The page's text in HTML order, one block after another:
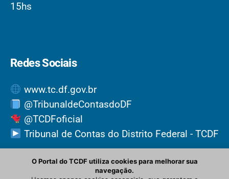
15hs
Redes Sociais
www.tc.df.gov.br
@TribunaldeContasdoDF
@TCDFoficial
Tribunal de Contas do Distrito Federal - TCDF
O Portal do TCDF utiliza cookies para melhorar sua
navegação.